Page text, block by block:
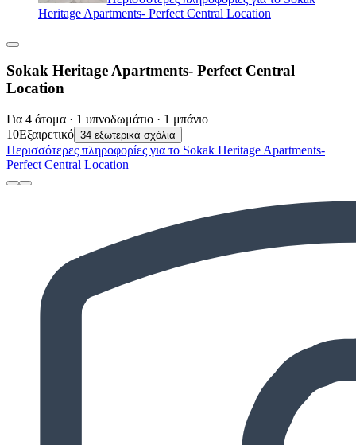
Heritage Apartments- Perfect Central Location
Sokak Heritage Apartments- Perfect Central
Location
Για 4 άτομα · 1 υπνοδωμάτιο · 1 μπάνιο
10Εξαιρετικό 34 εξωτερικά σχόλια
Περισσότερες πληροφορίες για το Sokak Heritage Apartments-
Perfect Central Location